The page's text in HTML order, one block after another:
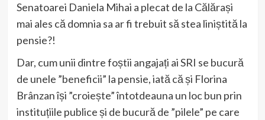
Senatoarei Daniela Mihai a plecat de la Călărași
mai ales că domnia sa ar fi trebuit să stea liniștită la
pensie?!
Dar, cum unii dintre foștii angajați ai SRI se bucură
de unele ”beneficii” la pensie, iată că și Florina
Brânzan își ”croiește” întotdeauna un loc bun prin
instituțiile publice și de bucură de ”pilele” pe care